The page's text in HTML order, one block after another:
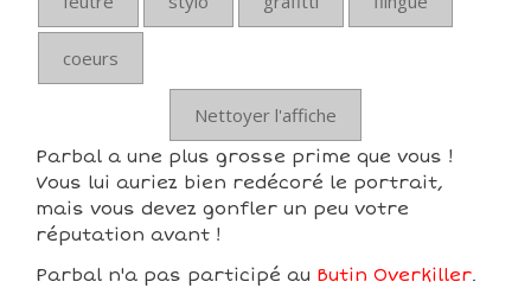
coeurs
Nettoyer l'affiche
Parbal a une plus grosse prime que vous !
Vous lui auriez bien redécoré le portrait,
mais vous devez gonfler un peu votre
réputation avant !
Parbal n'a pas participé au Butin Overkiller.